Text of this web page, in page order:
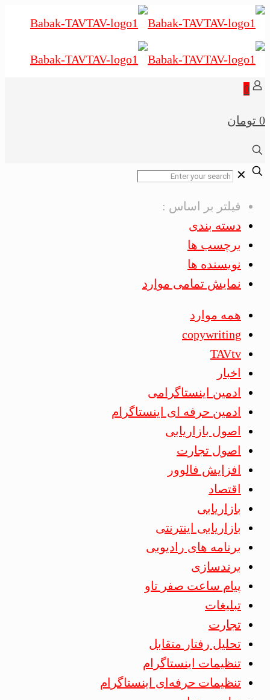
0
0 تومان
✕
فیلتر بر اساس :
دسته بندی
برچسب ها
نویسنده ها
نمایش تمامی موارد
همه موارد
copywriting
TAVtv
اخبار
ادمین اینستاگرامی
ادمین حرفه ای اینستاگرام
اصول بازاریابی
اصول تجارت
افزایش فالوور
اقتصاد
بازاریابی
بازاریابی اینترنتی
برنامه های رادیویی
برندسازی
پیام ساعت صفر تاو
تبلیغات
تجارت
تحلیل رفتار متقابل
تنظیمات اینستاگرام
تنظیمات حرفه‌ای اینستاگرام